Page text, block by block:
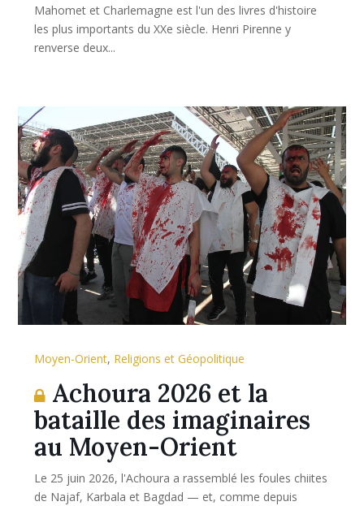
Mahomet et Charlemagne est l'un des livres d'histoire
les plus importants du XXe siècle. Henri Pirenne y
renverse deux...
Moyen-Orient, Religions et Géopolitique
Achoura 2026 et la
bataille des imaginaires
au Moyen-Orient
Le 25 juin 2026, l'Achoura a rassemblé les foules chiites
de Najaf, Karbala et Bagdad — et, comme depuis